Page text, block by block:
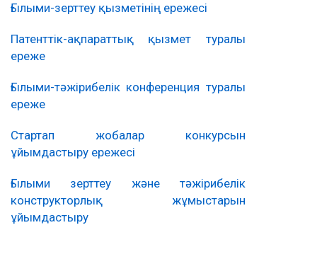
Ғылыми-зерттеу қызметінің ережесі
Патенттік-ақпараттық қызмет туралы
ереже
Ғылыми-тәжірибелік конференция туралы
ереже
Стартап жобалар конкурсын
ұйымдастыру ережесі
Ғылыми зерттеу және тәжірибелік
конструкторлық жұмыстарын
ұйымдастыру